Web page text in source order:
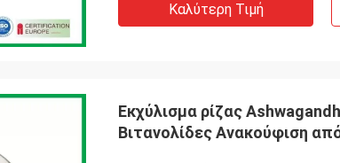
Καλύτερη Τιμή
Εκχύλισμα ρίζας
Βιτανολίδες Ανακούφιση